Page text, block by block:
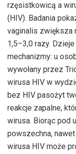
rzęsistkowicą a
(HIV). Badania
vaginalis zwiększa
1,5–3,0 razy.
mechanizmy: u
wywołany przez
wirusa HIV w
bez HIV pasożyt
reakcje zapalne,
wirusa. Biorąc pod
powszechna,
wirusa HIV może